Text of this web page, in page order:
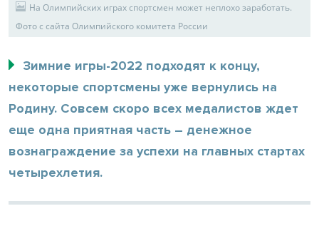
На Олимпийских играх спортсмен может неплохо заработать.
Фото с сайта Олимпийского комитета России
Зимние игры-2022 подходят к концу,
некоторые спортсмены уже вернулись на
Родину. Совсем скоро всех медалистов ждет
еще одна приятная часть – денежное
вознаграждение за успехи на главных стартах
четырехлетия.